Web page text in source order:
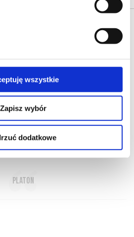
wszystkie
Zapisz wybór
dodatkowe
ONLINE PRODUCENCI
SŁOWNIK
dar bogów dla ludzi
Platon